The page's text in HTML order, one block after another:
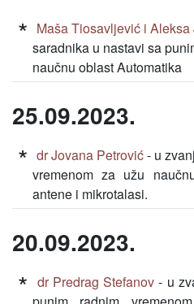
Maša Tiosavljević i
saradnika u nastavi sa
naučnu oblast Automatika
25.09.2023.
dr Jovana Petrović- u
vremenom za užu
antene i mikrotalasi.
20.09.2023.
dr Predrag Stefanov - u